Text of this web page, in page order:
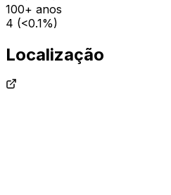
100+ anos
4 (<0.1%)
Localização